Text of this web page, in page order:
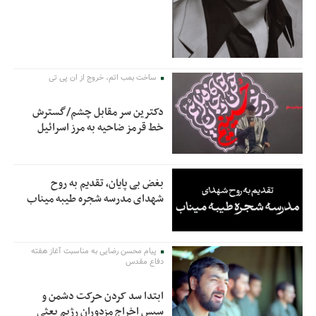
ساخت بمب اتم، خروج از ان پی تی
دکترین سر مقابل چشم/گسترش
خط قرمز ضاحیه به مرز اسرائیل
بغض بی پایان، تقدیم به روح
شهدای مدرسه شجره طیبه میناب
پیام محسن رضایی به مناسبت آغاز هفته
دفاع مقدس
ابتدا سد کردن حرکت دشمن و
سپس اخراج مزدوران رژیم بعثی